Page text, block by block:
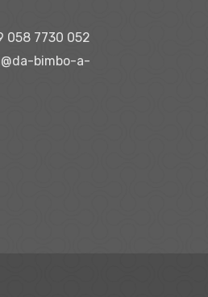
058 7730 052
bimbo-a-